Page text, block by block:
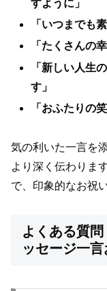
すように」
「いつまでも
「たくさんの
「新しい人生
す」
「おふたりの
気の利いた一言を
より深く伝わりま
で、印象的なお祝
よくある質
ッセージ一